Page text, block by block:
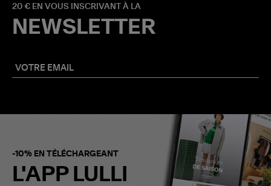
20 € EN VOUS INSCRIVANT À LA
NEWSLETTER
-10% EN TÉLÉCHARGEANT
L'APP LULLI